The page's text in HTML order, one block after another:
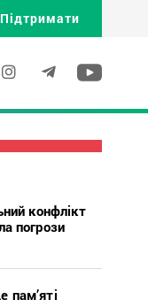
Підтримати
конфлікт
погрози
пам’яті